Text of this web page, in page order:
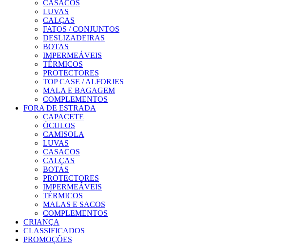
CASACOS
LUVAS
CALÇAS
FATOS / CONJUNTOS
DESLIZADEIRAS
BOTAS
IMPERMEÁVEIS
TÉRMICOS
PROTECTORES
TOP CASE / ALFORJES
MALA E BAGAGEM
COMPLEMENTOS
FORA DE ESTRADA
CAPACETE
ÓCULOS
CAMISOLA
LUVAS
CASACOS
CALÇAS
BOTAS
PROTECTORES
IMPERMEÁVEIS
TÉRMICOS
MALAS E SACOS
COMPLEMENTOS
CRIANÇA
CLASSIFICADOS
PROMOÇÕES